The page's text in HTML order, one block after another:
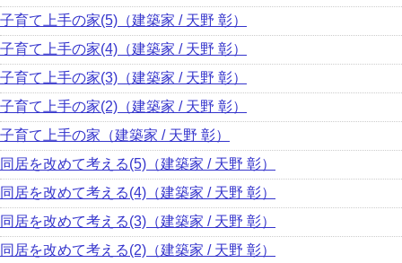
子育て上手の家(5)（建築家 / 天野 彰）
子育て上手の家(4)（建築家 / 天野 彰）
子育て上手の家(3)（建築家 / 天野 彰）
子育て上手の家(2)（建築家 / 天野 彰）
子育て上手の家（建築家 / 天野 彰）
同居を改めて考える(5)（建築家 / 天野 彰）
同居を改めて考える(4)（建築家 / 天野 彰）
同居を改めて考える(3)（建築家 / 天野 彰）
同居を改めて考える(2)（建築家 / 天野 彰）